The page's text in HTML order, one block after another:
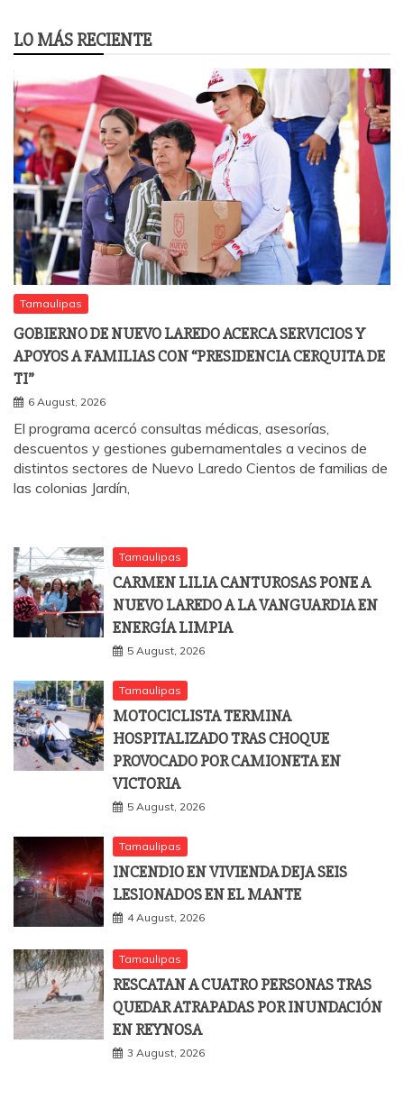
LO MÁS RECIENTE
Tamaulipas
GOBIERNO DE NUEVO LAREDO ACERCA SERVICIOS Y
APOYOS A FAMILIAS CON “PRESIDENCIA CERQUITA DE
TI”
6 August, 2026
El programa acercó consultas médicas, asesorías,
descuentos y gestiones gubernamentales a vecinos de
distintos sectores de Nuevo Laredo Cientos de familias de
las colonias Jardín,
Tamaulipas
CARMEN LILIA CANTUROSAS PONE A
NUEVO LAREDO A LA VANGUARDIA EN
ENERGÍA LIMPIA
5 August, 2026
Tamaulipas
MOTOCICLISTA TERMINA
HOSPITALIZADO TRAS CHOQUE
PROVOCADO POR CAMIONETA EN
VICTORIA
5 August, 2026
Tamaulipas
INCENDIO EN VIVIENDA DEJA SEIS
LESIONADOS EN EL MANTE
4 August, 2026
Tamaulipas
RESCATAN A CUATRO PERSONAS TRAS
QUEDAR ATRAPADAS POR INUNDACIÓN
EN REYNOSA
3 August, 2026